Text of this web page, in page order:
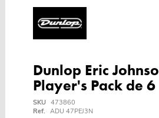
Dunlop Eric
Player's Pack de 6
SKU 473860
Ref. ADU 47PEJ3N